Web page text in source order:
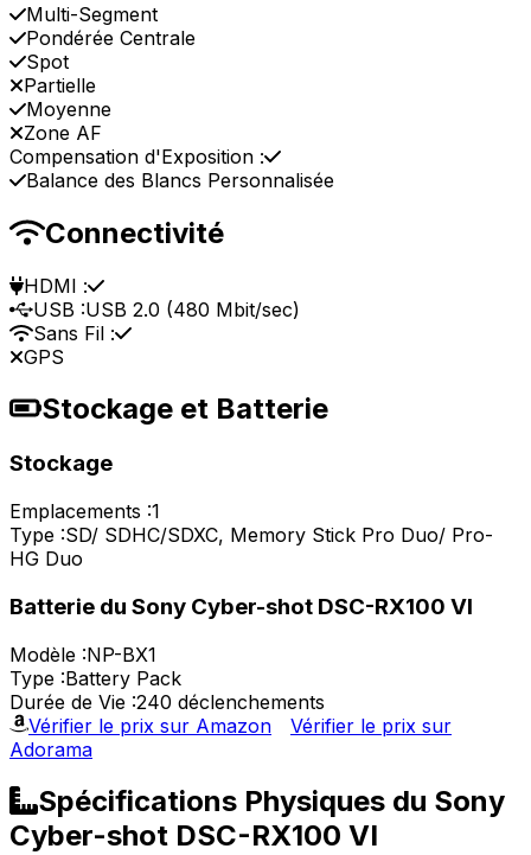
Multi-Segment
Pondérée Centrale
Spot
Partielle
Moyenne
Zone AF
Compensation d'Exposition :
Balance des Blancs Personnalisée
Connectivité
HDMI :
USB :USB 2.0 (480 Mbit/sec)
Sans Fil :
GPS
Stockage et Batterie
Stockage
Emplacements :1
Type :SD/ SDHC/SDXC, Memory Stick Pro Duo/ Pro-
HG Duo
Batterie du Sony Cyber-shot DSC-RX100 VI
Modèle :NP-BX1
Type :Battery Pack
Durée de Vie :240 déclenchements
Vérifier le prix sur Amazon
Vérifier le prix sur
Adorama
Spécifications Physiques du Sony
Cyber-shot DSC-RX100 VI